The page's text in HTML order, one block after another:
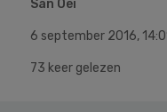
San Oei
6 september 2016,
73 keer gelezen